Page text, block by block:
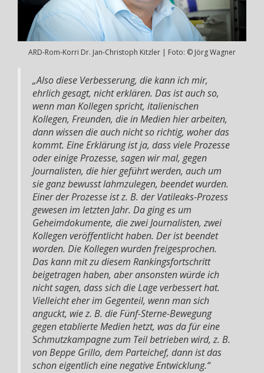
ARD-Rom-Korri Dr. Jan-Christoph Kitzler | Foto: © Jörg Wagner
„Also diese Verbesserung, die kann ich mir,
ehrlich gesagt, nicht erklären. Das ist auch so,
wenn man Kollegen spricht, italienischen
Kollegen, Freunden, die in Medien hier arbeiten,
dann wissen die auch nicht so richtig, woher das
kommt. Eine Erklärung ist ja, dass viele Prozesse
oder einige Prozesse, sagen wir mal, gegen
Journalisten, die hier geführt werden, auch um
sie ganz bewusst lahmzulegen, beendet wurden.
Einer der Prozesse ist z. B. der Vatileaks-Prozess
gewesen im letzten Jahr. Da ging es um
Geheimdokumente, die zwei Journalisten, zwei
Kollegen veröffentlicht haben. Der ist beendet
worden. Die Kollegen wurden freigesprochen.
Das kann mit zu diesem Rankingsfortschritt
beigetragen haben, aber ansonsten würde ich
nicht sagen, dass sich die Lage verbessert hat.
Vielleicht eher im Gegenteil, wenn man sich
anguckt, wie z. B. die Fünf-Sterne-Bewegung
gegen etablierte Medien hetzt, was da für eine
Schmutzkampagne zum Teil betrieben wird, z. B.
von Beppe Grillo, dem Parteichef, dann ist das
schon eigentlich eine negative Entwicklung.“